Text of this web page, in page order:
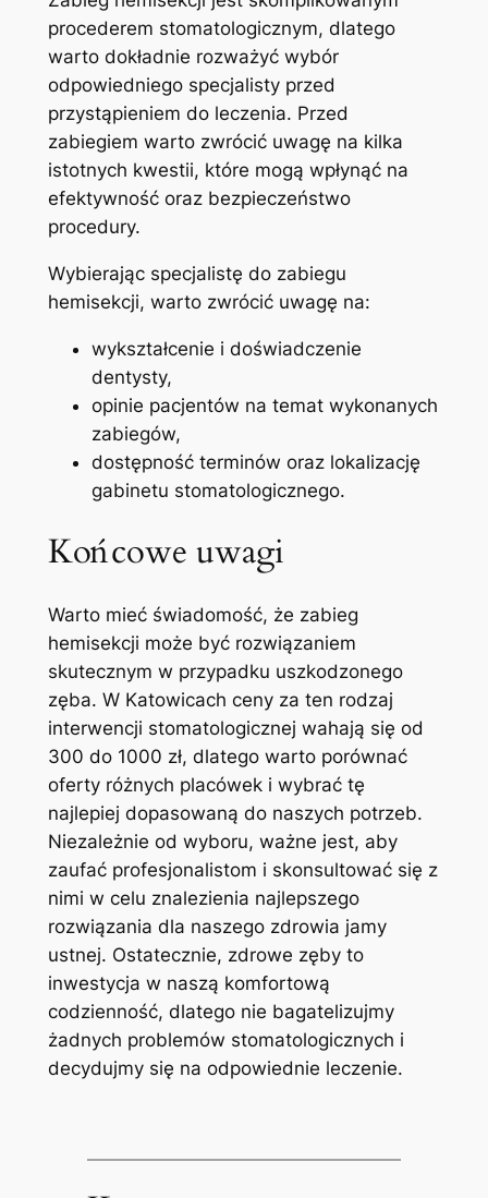
procederem stomatologicznym, dlatego
warto ‍dokładnie ‍rozważyć wybór
odpowiedniego specjalisty przed
⁤przystąpieniem do leczenia. ⁢Przed
zabiegiem warto zwrócić uwagę ⁣na kilka
istotnych kwestii,‍ które mogą wpłynąć na⁣
efektywność oraz bezpieczeństwo
procedury.
Wybierając⁢ specjalistę do zabiegu
hemisekcji, warto zwrócić​ uwagę ⁢na:
wykształcenie i doświadczenie
dentysty,
opinie pacjentów na temat wykonanych
zabiegów,
dostępność terminów‌ oraz lokalizację
gabinetu stomatologicznego.
Końcowe uwagi
Warto mieć ‍świadomość, że zabieg
hemisekcji może być rozwiązaniem
skutecznym w przypadku⁤ uszkodzonego
zęba. W ⁤Katowicach ceny ⁣za ten rodzaj
‍interwencji stomatologicznej⁢ wahają się ⁣od
300​ do 1000 ​zł, dlatego warto porównać
oferty różnych placówek i wybrać tę‍
najlepiej dopasowaną do naszych potrzeb.
Niezależnie od wyboru, ważne jest, ‍aby
zaufać profesjonalistom i​ skonsultować się z
nimi w ‌celu znalezienia najlepszego
rozwiązania⁢ dla naszego​ zdrowia jamy
‌ustnej. Ostatecznie, zdrowe⁢ zęby to
inwestycja w naszą ⁤komfortową
codzienność, dlatego⁢ nie⁣ bagatelizujmy
żadnych problemów stomatologicznych i
decydujmy się na ‌odpowiednie leczenie.